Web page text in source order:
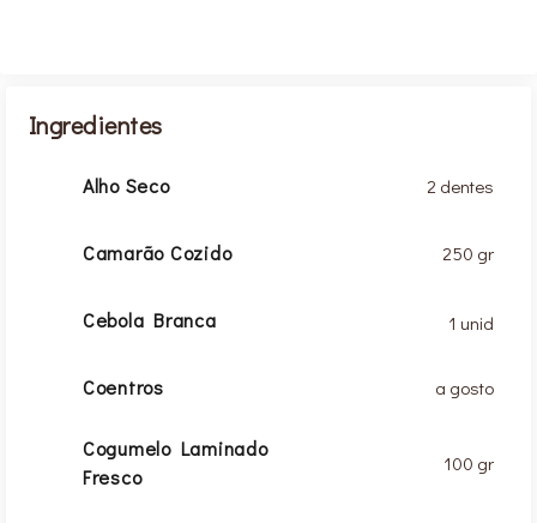
Ingredientes
Alho Seco 2 dentes
Camarão Cozido 250 gr
Cebola Branca 1 unid
Coentros a gosto
Cogumelo Laminado
Fresco
100 gr